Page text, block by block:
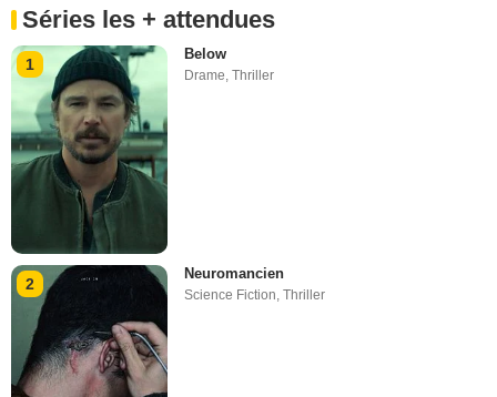
Séries les + attendues
1
Below
Drame,Thriller
2
Neuromancien
Science Fiction,Thriller